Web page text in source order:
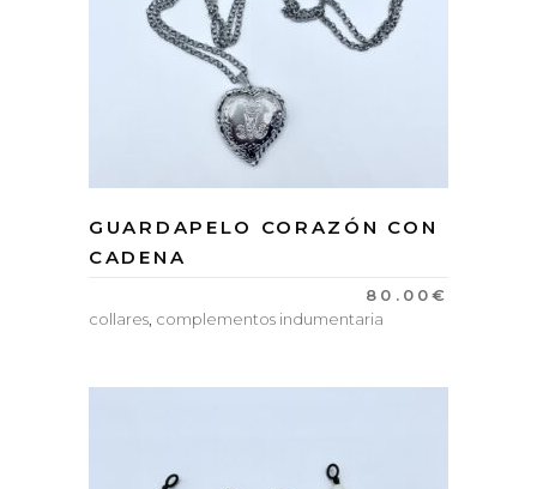
GUARDAPELO CORAZÓN CON
CADENA
80.00€
collares, complementos indumentaria